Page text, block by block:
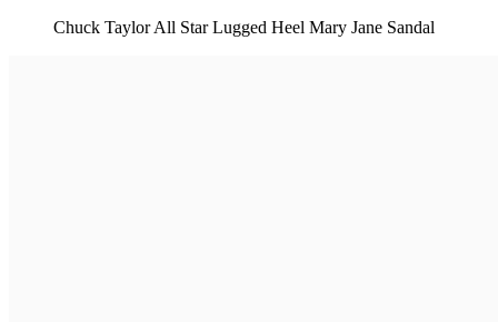
Chuck Taylor All Star Lugged Heel Mary Jane Sandal